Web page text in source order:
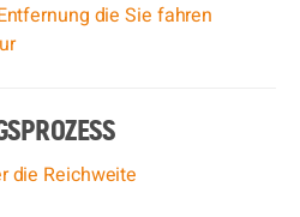
die Sie fahren
die Reichweite